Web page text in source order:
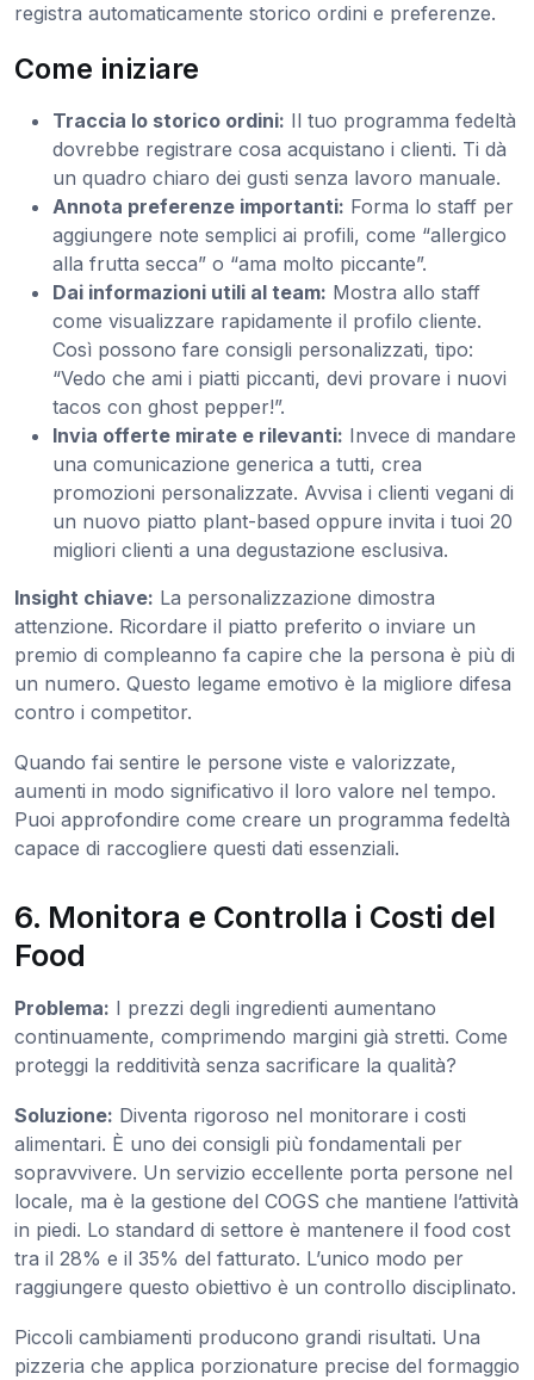
registra automaticamente storico ordini e preferenze.
Come iniziare
Traccia lo storico ordini: Il tuo programma fedeltà
dovrebbe registrare cosa acquistano i clienti. Ti dà
un quadro chiaro dei gusti senza lavoro manuale.
Annota preferenze importanti: Forma lo staff per
aggiungere note semplici ai profili, come “allergico
alla frutta secca” o “ama molto piccante”.
Dai informazioni utili al team: Mostra allo staff
come visualizzare rapidamente il profilo cliente.
Così possono fare consigli personalizzati, tipo:
“Vedo che ami i piatti piccanti, devi provare i nuovi
tacos con ghost pepper!”.
Invia offerte mirate e rilevanti: Invece di mandare
una comunicazione generica a tutti, crea
promozioni personalizzate. Avvisa i clienti vegani di
un nuovo piatto plant-based oppure invita i tuoi 20
migliori clienti a una degustazione esclusiva.
Insight chiave: La personalizzazione dimostra
attenzione. Ricordare il piatto preferito o inviare un
premio di compleanno fa capire che la persona è più di
un numero. Questo legame emotivo è la migliore difesa
contro i competitor.
Quando fai sentire le persone viste e valorizzate,
aumenti in modo significativo il loro valore nel tempo.
Puoi approfondire come creare un programma fedeltà
capace di raccogliere questi dati essenziali.
6. Monitora e Controlla i Costi del
Food
Problema: I prezzi degli ingredienti aumentano
continuamente, comprimendo margini già stretti. Come
proteggi la redditività senza sacrificare la qualità?
Soluzione: Diventa rigoroso nel monitorare i costi
alimentari. È uno dei consigli più fondamentali per
sopravvivere. Un servizio eccellente porta persone nel
locale, ma è la gestione del COGS che mantiene l’attività
in piedi. Lo standard di settore è mantenere il food cost
tra il 28% e il 35% del fatturato. L’unico modo per
raggiungere questo obiettivo è un controllo disciplinato.
Piccoli cambiamenti producono grandi risultati. Una
pizzeria che applica porzionature precise del formaggio